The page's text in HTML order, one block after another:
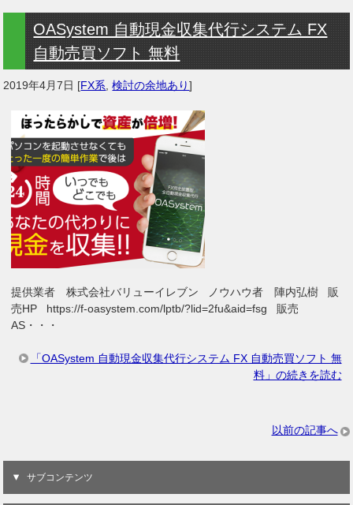
OASystem 自動現金収集代行システム FX
自動売買ソフト 無料
2019年4月7日 [FX系 ,検討の余地あり]
提供業者 株式会社バリューイレブン ノウハウ者 陣内弘樹 販
売HP https://f-oasystem.com/lptb/?lid=2fu&aid=fsg 販売
AS・・・
「OASystem 自動現金収集代行システム FX 自動売買ソフト 無
料」の続きを読む
以前の記事へ
サブコンテンツ